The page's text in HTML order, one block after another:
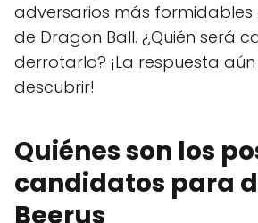
adversarios más formidables
de Dragon Ball. ¿Quién será
derrotarlo? ¡La respuesta
descubrir!
Quiénes son los
candidatos para
Beerus